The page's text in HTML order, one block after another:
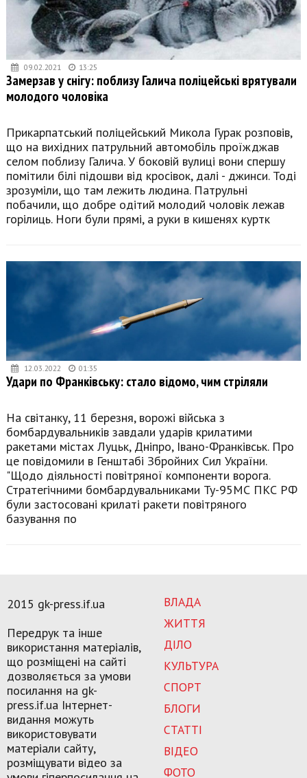
09.02.2021 13:25
Замерзав у снігу: поблизу Галича поліцейські врятували
молодого чоловіка
Прикарпатський поліцейський Микола Гурак розповів,
що на вихідних патрульний автомобіль проїжджав
селом поблизу Галича. У боковій вулиці вони спершу
помітили білі підошви від кросівок, далі - джинси. Тоді
зрозуміли, що там лежить людина. Патрульні
побачили, що добре одітий молодий чоловік лежав
горілиць. Ноги були прямі, а руки в кишенях куртк
12.03.2022 01:35
Удари по Франківську: стало відомо, чим стріляли
На світанку, 11 березня, ворожі війська з
бомбардувальників завдали ударів крилатими
ракетами містах Луцьк, Дніпро, Івано-Франківськ. Про
це повідомили в Генштабі Збройних Сил України.
"Щодо діяльності повітряної компоненти ворога.
Стратегічними бомбардувальниками Ту-95МС ПКС РФ
були застосовані крилаті ракети повітряного
базування по
ВЛАДА
ЖИТТЯ
ДІЛО
КУЛЬТУРА
СПОРТ
БЛОГИ
СТАТТІ
ВІДЕО
ФОТО
2015 gk-press.if.ua
Передрук та інше
використання матеріалів,
що розміщені на сайті
дозволяється за умови
посилання на gk-
press.if.ua Інтернет-
видання можуть
використовувати
матеріали сайту,
розміщувати відео за